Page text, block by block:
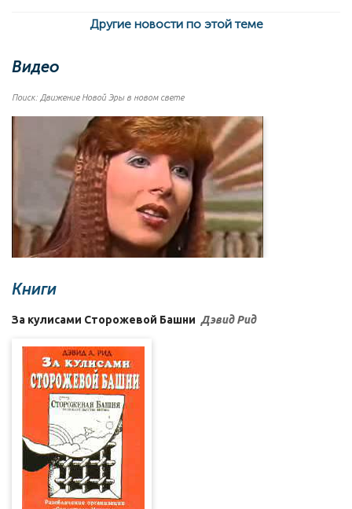
Другие новости по этой теме
Видео
Поиск: Движение Новой Эры в новом свете
Книги
За кулисами Сторожевой Башни Дэвид Рид